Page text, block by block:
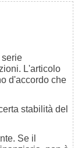
serie
L'articolo
d'accordo che
stabilità del
Se il